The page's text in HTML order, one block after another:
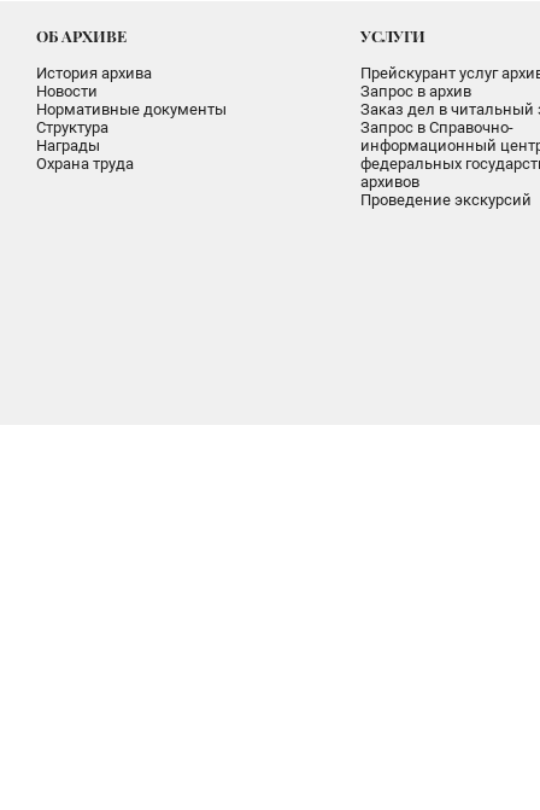
ОБ АРХИВЕ
История архива
Новости
Нормативные документы
Структура
Награды
Охрана труда
УСЛУГИ
Прейскурант услуг
Запрос в архив
Заказ дел в читальный
Запрос в Справочно-
информационный
федеральных
архивов
Проведение экскурсий